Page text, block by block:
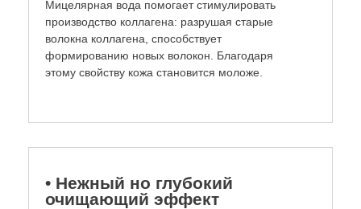
• Нежный но глубокий
очищающий эффект
Мицелярная вода помогает стимулировать
производство коллагена: разрушая старые
волокна коллагена, способствует
формированию новых волокон. Благодаря
этому свойству кожа становится моложе.